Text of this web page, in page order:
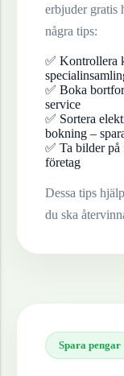
erbjuder gratis
några tips:
✅ Kontrollera
✅ Boka
service
✅ Sortera
bokning –
✅ Ta bilder
företag
Dessa tips
du ska
Spara pengar